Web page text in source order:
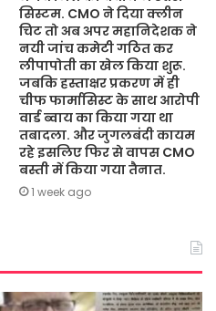
सिस्टम. CMO ने दिया क्लीन
चिट तो अब अपर महानिदेशक ने
नयी जांच कमेटी गठित कर
लीपापोती का खेल किया शुरू.
जबकि हस्ताक्षर प्रकरण में ही
चीफ फार्मासिस्ट के साथ आरोपी
वार्ड ब्वाय का किया गया था
तबादला. और जुगलबंदी कायम
रहे इसलिए फिर से वापस CMO
बस्ती में किया गया तैनात.
1 week ago